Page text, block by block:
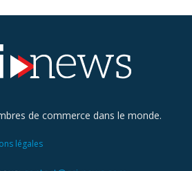
de commerce dans le monde.
légales